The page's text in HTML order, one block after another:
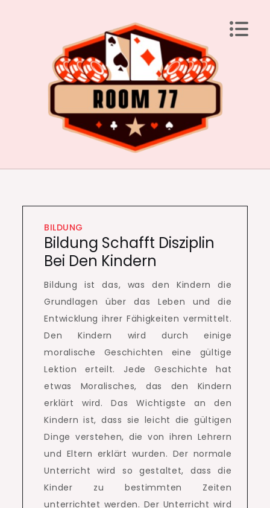
Room 77
BILDUNG
Bildung Schafft Disziplin
Bei Den Kindern
Bildung ist das, was den Kindern die
Grundlagen über das Leben und die
Entwicklung ihrer Fähigkeiten vermittelt.
Den Kindern wird durch einige
moralische Geschichten eine gültige
Lektion erteilt. Jede Geschichte hat
etwas Moralisches, das den Kindern
erklärt wird.Das Wichtigste an den
Kindern ist, dass sie leicht die gültigen
Dinge verstehen, die von ihren Lehrern
und Eltern erklärt wurden. Der normale
Unterricht wird so gestaltet, dass die
Kinder zu bestimmten Zeiten
unterrichtet werden. Der Unterricht wird